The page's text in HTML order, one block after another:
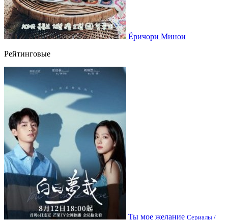
Ёричори Минои
Рейтинговые
Ты мое желание Сериалы /